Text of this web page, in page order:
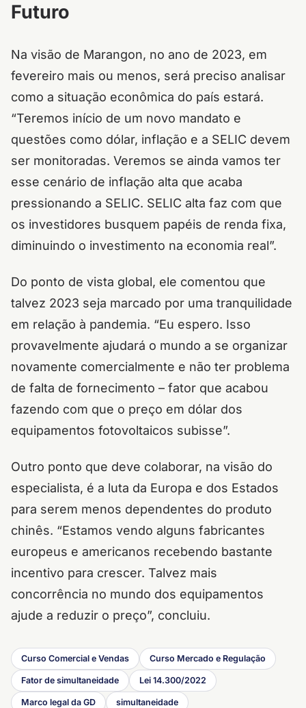
Futuro
Na visão de Marangon, no ano de 2023, em
fevereiro mais ou menos, será preciso analisar
como a situação econômica do país estará.
“Teremos início de um novo mandato e
questões como dólar, inflação e a SELIC devem
ser monitoradas. Veremos se ainda vamos ter
esse cenário de inflação alta que acaba
pressionando a SELIC. SELIC alta faz com que
os investidores busquem papéis de renda fixa,
diminuindo o investimento na economia real”.
Do ponto de vista global, ele comentou que
talvez 2023 seja marcado por uma tranquilidade
em relação à pandemia. “Eu espero. Isso
provavelmente ajudará o mundo a se organizar
novamente comercialmente e não ter problema
de falta de fornecimento – fator que acabou
fazendo com que o preço em dólar dos
equipamentos fotovoltaicos subisse”.
Outro ponto que deve colaborar, na visão do
especialista, é a luta da Europa e dos Estados
para serem menos dependentes do produto
chinês. “Estamos vendo alguns fabricantes
europeus e americanos recebendo bastante
incentivo para crescer. Talvez mais
concorrência no mundo dos equipamentos
ajude a reduzir o preço”, concluiu.
Curso Comercial e Vendas Curso Mercado e Regulação
Fator de simultaneidade Lei 14.300/2022
Marco legal da GD simultaneidade